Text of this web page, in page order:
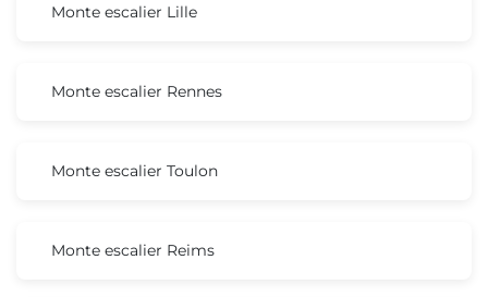
Monte escalier Lille
Monte escalier Rennes
Monte escalier Toulon
Monte escalier Reims